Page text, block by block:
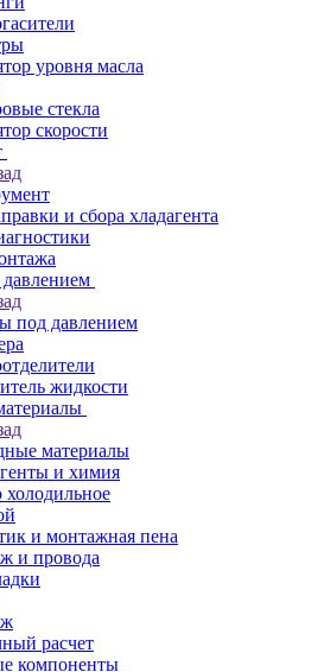
уровня масла
стекла
скорости
и сбора хладагента
под давлением
жидкости
материалы
и химия
и монтажная пена
и провода
расчет
компоненты